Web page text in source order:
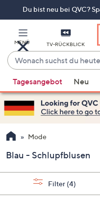
Du bist neu bei QVC?
MENÜ TV-RÜCKBLICK
Wonach
suchst
du
heute?
Vorschläge
verfügbar
sind,
verwenden
Sie
Pfeiltasten
nach
und
Tagesangebot Neu
Mode
Blau - Schlupfblusen
Filter (4)